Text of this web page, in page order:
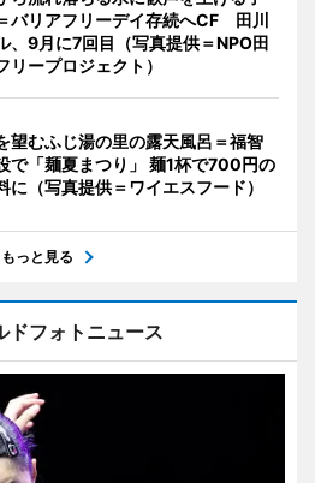
バリアフリーデイ存続へCF 田川
、9月に7回目（写真提供＝NPO田
リープロジェクト）
望むふじ湯の里の露天風呂＝福智
で「麺夏まつり」 麺1杯で700円の
に（写真提供＝ワイエスフード）
もっと見る
ドフォトニュース